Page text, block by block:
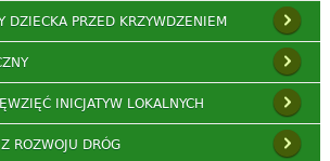
DZIECKA PRZED KRZYWDZENIEM
INICJATYW LOKALNYCH
ROZWOJU DRÓG